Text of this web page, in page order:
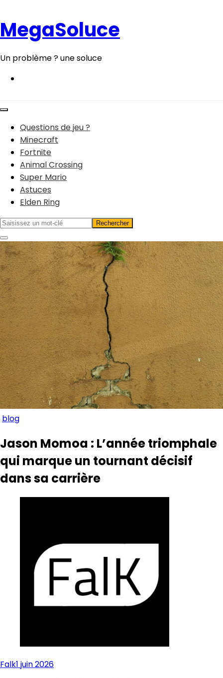
contenu
MegaSoluce
Un problème ? une soluce
Questions de jeu ?
Minecraft
Fortnite
Animal Crossing
Super Mario
Astuces
Elden Ring
blog
Jason Momoa : L’année triomphale
qui marque un tournant décisif
dans sa carrière
Falk1 juin 2026